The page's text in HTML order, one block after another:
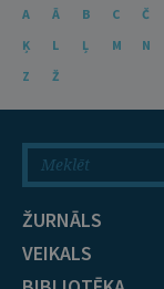
A Ā B C Č
Ķ
L Ļ M N
Z
Ž
ŽURNĀLS
VEIKALS